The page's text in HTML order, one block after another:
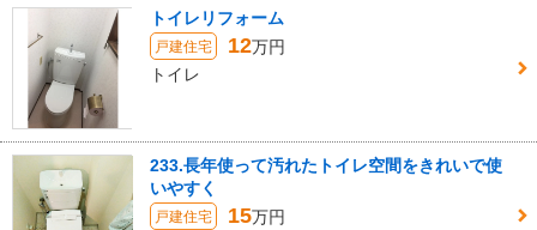
トイレリフォーム
戸建住宅 12万円
トイレ
233.長年使って汚れたトイレ空間をきれいで使
いやすく
戸建住宅 15万円